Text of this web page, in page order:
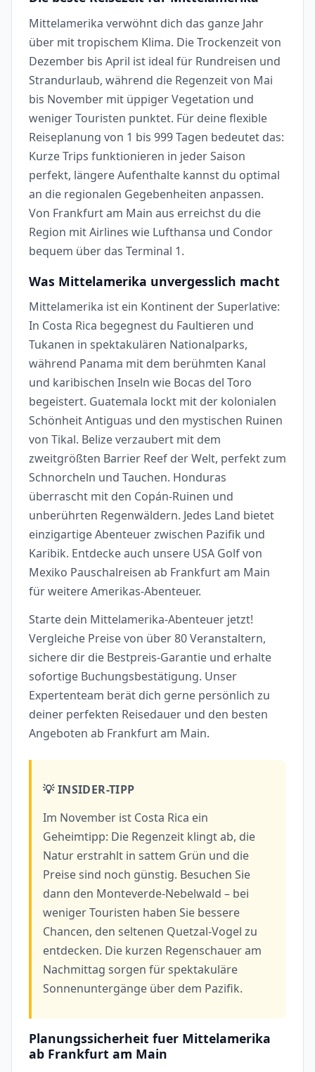
Mittelamerika verwöhnt dich das ganze Jahr
über mit tropischem Klima. Die Trockenzeit von
Dezember bis April ist ideal für Rundreisen und
Strandurlaub, während die Regenzeit von Mai
bis November mit üppiger Vegetation und
weniger Touristen punktet. Für deine flexible
Reiseplanung von 1 bis 999 Tagen bedeutet das:
Kurze Trips funktionieren in jeder Saison
perfekt, längere Aufenthalte kannst du optimal
an die regionalen Gegebenheiten anpassen.
Von Frankfurt am Main aus erreichst du die
Region mit Airlines wie Lufthansa und Condor
bequem über das Terminal 1.
Was Mittelamerika unvergesslich macht
Mittelamerika ist ein Kontinent der Superlative:
In Costa Rica begegnest du Faultieren und
Tukanen in spektakulären Nationalparks,
während Panama mit dem berühmten Kanal
und karibischen Inseln wie Bocas del Toro
begeistert. Guatemala lockt mit der kolonialen
Schönheit Antiguas und den mystischen Ruinen
von Tikal. Belize verzaubert mit dem
zweitgrößten Barrier Reef der Welt, perfekt zum
Schnorcheln und Tauchen. Honduras
überrascht mit den Copán-Ruinen und
unberührten Regenwäldern. Jedes Land bietet
einzigartige Abenteuer zwischen Pazifik und
Karibik. Entdecke auch unsere USA Golf von
Mexiko Pauschalreisen ab Frankfurt am Main
für weitere Amerikas-Abenteuer.
Starte dein Mittelamerika-Abenteuer jetzt!
Vergleiche Preise von über 80 Veranstaltern,
sichere dir die Bestpreis-Garantie und erhalte
sofortige Buchungsbestätigung. Unser
Expertenteam berät dich gerne persönlich zu
deiner perfekten Reisedauer und den besten
Angeboten ab Frankfurt am Main.
💡 INSIDER-TIPP
Im November ist Costa Rica ein
Geheimtipp: Die Regenzeit klingt ab, die
Natur erstrahlt in sattem Grün und die
Preise sind noch günstig. Besuchen Sie
dann den Monteverde-Nebelwald – bei
weniger Touristen haben Sie bessere
Chancen, den seltenen Quetzal-Vogel zu
entdecken. Die kurzen Regenschauer am
Nachmittag sorgen für spektakuläre
Sonnenuntergänge über dem Pazifik.
Planungssicherheit fuer Mittelamerika
ab Frankfurt am Main